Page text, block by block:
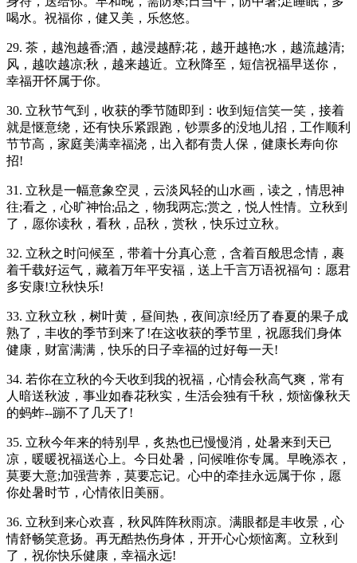
喝水。祝福你，健又美，乐悠悠。
29. 茶，越泡越香;酒，越浸越醇;花，越开越艳;水，越流越清;
风，越吹越凉;秋，越来越近。立秋降至，短信祝福早送你，
幸福开怀属于你。
30. 立秋节气到，收获的季节随即到：收到短信笑一笑，接着
就是惬意绕，还有快乐紧跟跑，钞票多的没地儿招，工作顺利
节节高，家庭美满幸福浇，出入都有贵人保，健康长寿向你
招!
31. 立秋是一幅意象空灵，云淡风轻的山水画，读之，情思神
往;看之，心旷神怡;品之，物我两忘;赏之，悦人性情。立秋到
了，愿你读秋，看秋，品秋，赏秋，快乐过立秋。
32. 立秋之时问候至，带着十分真心意，含着百般思念情，裹
着千载好运气，藏着万年平安福，送上千言万语祝福句：愿君
多安康!立秋快乐!
33. 立秋立秋，树叶黄，昼间热，夜间凉!经历了春夏的果子成
熟了，丰收的季节到来了!在这收获的季节里，祝愿我们身体
健康，财富满满，快乐的日子幸福的过好每一天!
34. 若你在立秋的今天收到我的祝福，心情会秋高气爽，常有
人暗送秋波，事业如春花秋实，生活会独有千秋，烦恼像秋天
的蚂蚱--蹦不了几天了!
35. 立秋今年来的特别早，炙热也已慢慢消，处暑来到天已
凉，暖暖祝福送心上。今日处暑，问候唯你专属。早晚添衣，
莫要大意;加强营养，莫要忘记。心中的牵挂永远属于你，愿
你处暑时节，心情依旧美丽。
36. 立秋到来心欢喜，秋风阵阵秋雨凉。满眼都是丰收景，心
情舒畅笑意扬。再无酷热伤身体，开开心心烦恼离。立秋到
了，祝你快乐健康，幸福永远!